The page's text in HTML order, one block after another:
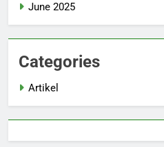
June 2025
Categories
Artikel